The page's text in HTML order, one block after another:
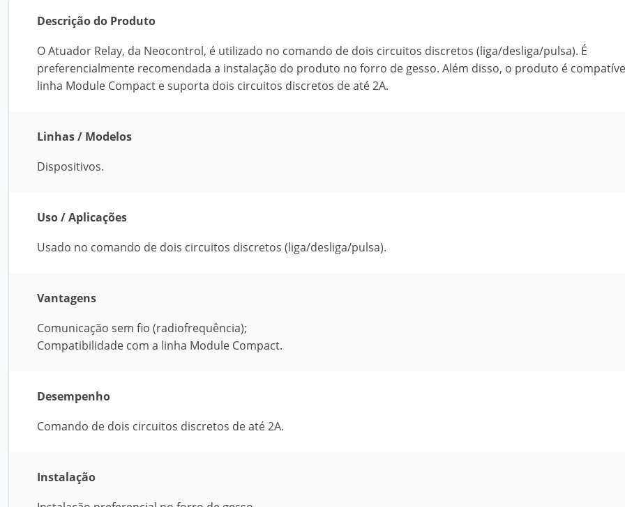
Descrição do Produto
O Atuador Relay, da Neocontrol, é utilizado no comando de dois circuitos discretos (liga/desliga/pulsa). É
preferencialmente recomendada a instalação do produto no forro de gesso. Além disso, o produto é
linha Module Compact e suporta dois circuitos discretos de até 2A.
Linhas / Modelos
Dispositivos.
Uso / Aplicações
Usado no comando de dois circuitos discretos (liga/desliga/pulsa).
Vantagens
Comunicação sem fio (radiofrequência);
Compatibilidade com a linha Module Compact.
Desempenho
Comando de dois circuitos discretos de até 2A.
Instalação